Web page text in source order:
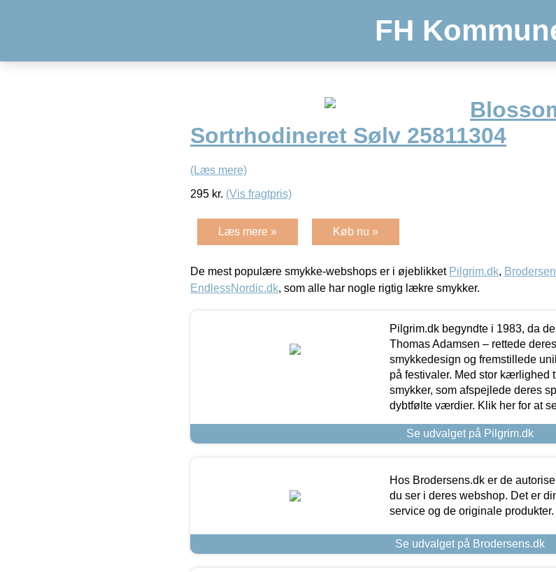
FH
Sortrhodineret Sølv 25811304
(Læs mere)
295 kr. (Vis fragtpris)
Læs mere » Køb nu »
De mest populære smykke-webshops er i øjeblikket Pilgrim.dk,
EndlessNordic.dk, som alle har nogle rigtig lækre smykker.
Pilgrim.dk begyndte i 1983, da
Thomas Adamsen – rettede
smykkedesign og fremstillede
på festivaler. Med stor kærlighed
smykker, som afspejlede deres
dybtfølte værdier. Klik her for at
Se udvalget på Pilgrim.dk
Hos Brodersens.dk er de
du ser i deres webshop. Det er
service og de originale
Se udvalget på Brodersens.dk